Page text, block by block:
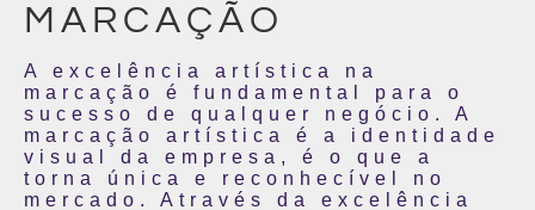
MARCAÇÃO
A excelência artística na
marcação é fundamental para o
sucesso de qualquer negócio. A
marcação artística é a identidade
visual da empresa, é o que a
torna única e reconhecível no
mercado. Através da excelência